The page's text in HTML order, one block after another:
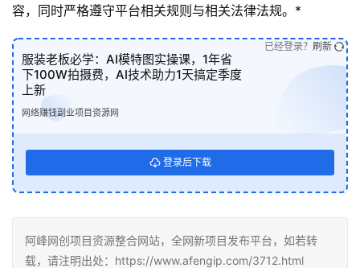
容，同时严格遵守平台相关规则与相关法律法规。*
服装老板必学：AI模特图实操课，1年省
下100W拍摄费，AI技术助力1天搞定季度
上新
网络赚钱副业项目资源网
登录后下载
已经登录？ 刷新
阿峰网创项目资源整合网站，全网新项目发布平台，如若转
载，请注明出处：https://www.afengip.com/3712.html